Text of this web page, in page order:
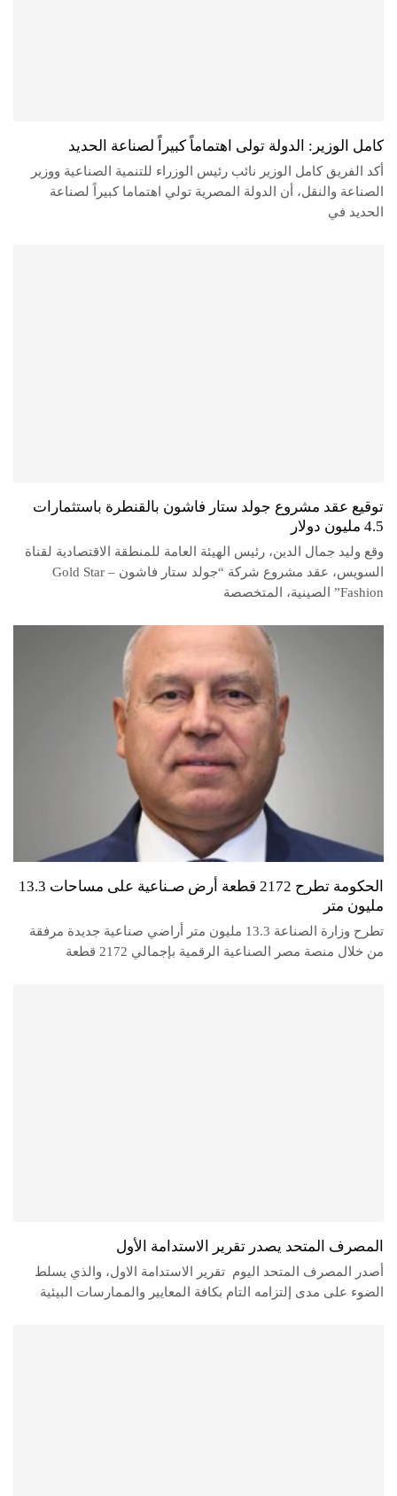
كامل الوزير: الدولة تولى اهتماماً كبيراً لصناعة الحديد
أكد الفريق كامل الوزير نائب رئيس الوزراء للتنمية الصناعية ووزير
الصناعة والنقل، أن الدولة المصرية تولي اهتماما كبيراً لصناعة
الحديد في
توقيع عقد مشروع جولد ستار فاشون بالقنطرة باستثمارات
4.5 مليون دولار
وقع وليد جمال الدين، رئيس الهيئة العامة للمنطقة الاقتصادية لقناة
السويس، عقد مشروع شركة “جولد ستار فاشون – Gold Star
Fashion” الصينية، المتخصصة
الحكومة تطرح 2172 قطعة أرض صـناعية على مساحات 13.3
مليون متر
تطرح وزارة الصناعة 13.3 مليون متر أراضي صناعية جديدة مرفقة
من خلال منصة مصر الصناعية الرقمية بإجمالي 2172 قطعة
المصرف المتحد يصدر تقرير الاستدامة الأول
أصدر المصرف المتحد اليوم تقرير الاستدامة الاول، والذي يسلط
الضوء على مدى إلتزامه التام بكافة المعايير والممارسات البيئية